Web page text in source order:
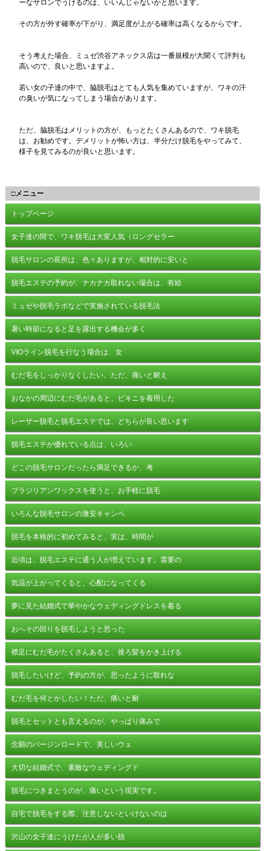
ーなサロンでうけるのは、いいんじゃないかと思います。
その方が外す確率が下がり、満足度が上がる確率は高くなるからです。
そう考えた場合、ミュゼ渋谷アネックス店は一番規模が大聞くて評判も
高いので、良いと思いますよ。
若い女の子達の中で、脇脱毛はとても人気を集めていますが、ワキの汗
の臭いが気になってしまう場合があります。
ただ、脇脱毛はメリットの方が、もっとたくさんあるので、ワキ脱毛
は、お勧めです。デメリットが怖い方は、半分だけ脱毛をやってみて、
様子を見てみるのが良いと思います。
□メニュー
トップページ
女子達の間で、ワキ脱毛は大変人気（ロングセラー
脱毛サロンの長所は、色々ありますが、相対的に安いと
脱毛エステの予約が、ナカナカ取れない場合は、有給
ミュゼや脱毛ラボなどで実施されている脱毛法
暑い時節になると足を露出する機会が多く
VIOライン脱毛を行なう場合は、女
むだ毛をしっかりなくしたい。ただ、痛いと耐え
おなかの周辺にむだ毛があると、ビキニを着用した
レーザー脱毛と脱毛エステでは、どちらが良い思います
脱毛エステが優れている点は、いろい
どこの脱毛サロンだったら満足できるか、考
ブラジリアンワックスを使うと、お手軽に脱毛
いろんな脱毛サロンの激安キャンペ
脱毛を本格的に初めてみると、実は、時間が
近頃は、脱毛エステに通う人が増えています。需要の
気温が上がってくると、心配になってくる
夢に見た結婚式で華やかなウェディングドレスを着る
おへその回りを脱毛しようと思った
襟足にむだ毛がたくさんあると、後ろ髪をかき上げる
脱毛したいけど、予約の方が、思ったように取れな
むだ毛を何とかしたい！ただ、痛いと耐
脱毛とセットとも言えるのが、やっぱり痛みで
念願のバージンロードで、美しいウェ
大切な結婚式で、素敵なウェディングド
脱毛につきまとうのが、痛いという現実です。
自宅で脱毛をする際、注意しないといけないのは
沢山の女子達にうけたが人が多い脱